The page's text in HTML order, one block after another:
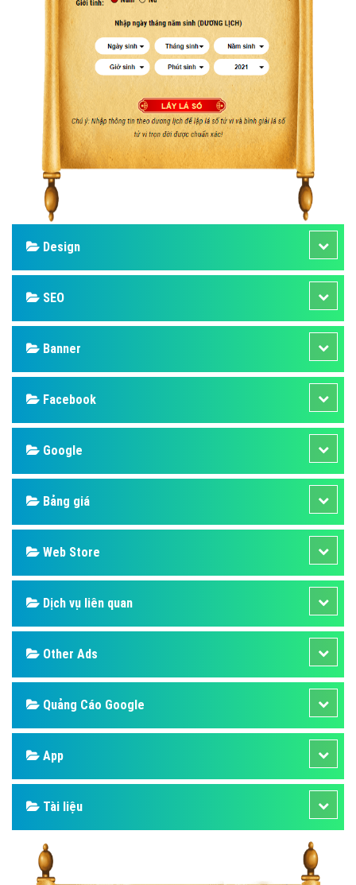
Design
SEO
Banner
Facebook
Google
Bảng giá
Web Store
Dịch vụ liên quan
Other Ads
Quảng Cáo Google
App
Tài liệu